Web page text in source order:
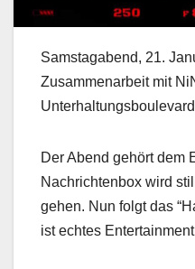
Samstagabend, 21.
Zusammenarbeit mit
Unterhaltungsboulevard
Der Abend gehört dem
Nachrichtenbox wird
gehen. Nun folgt das
ist echtes